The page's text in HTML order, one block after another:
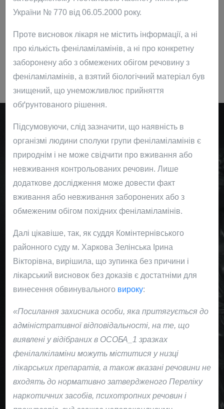
спілкування, сумлінність, пунктуальність та
обов'язковість. Ми любимо свою справу і цінуємо
репутацію!
Консультація
Адвоката
Чітке формулювання завдання на підставі
наданих документів.
Генерація, комбінування та покращення
Дотримання розробленої стратегії,
необхідна корекція.
ЗАДАТИ ПИТАННЯ
України № 770 від 06.05.2000 року.
Проте висновок лікаря не містить інформації, а ні
про кількість феніламіламінів, а ні про конкретну
заборонену або з обмежених обігом речовину з
феніламіламінів, а взятий біологічний матеріал був
знищений, що унеможливлює прийняття
обґрунтованого рішення.
Підсумовуючи, слід зазначити, що наявність в
організмі людини сполуки групи феніламіламінів є
природнім і не може свідчити про вживання або
невживання контрольованих речовин. Лише
додаткове дослідження може довести факт
вживання або невживання заборонених або з
обмеженим обігом похідних феніламіламінів.
Далі цікавіше, так, як суддя Комінтернівського
районного суду м. Харкова Зелінська Ірина
Вікторівна, вирішила, що зупинка без причини і
лікарський висновок без доказів є достатніми для
винесення обвинувального вироку:
«Посилання захисника особи, яка притягується до
адміністративної відповідальності, на те, що
виявлені у відібраних в ОСОБА_1 зразках
фенілалкіламіни можуть міститися у низці
лікарських препаратів, а також вказані речовини не
входять до нормативно затвердженого Переліку
наркотичних засобів, психотропних речовин і